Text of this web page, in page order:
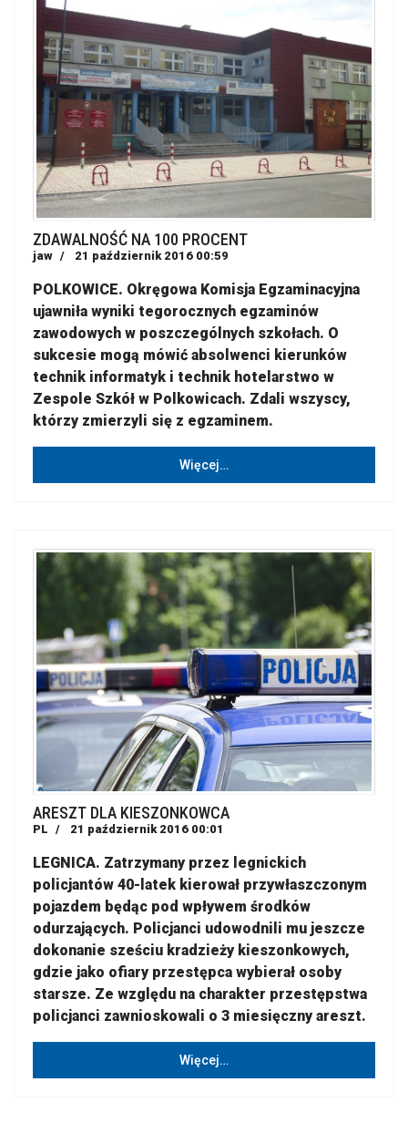
ZDAWALNOŚĆ NA 100 PROCENT
jaw 21 październik 2016 00:59
POLKOWICE. Okręgowa Komisja Egzaminacyjna
ujawniła wyniki tegorocznych egzaminów
zawodowych w poszczególnych szkołach. O
sukcesie mogą mówić absolwenci kierunków
technik informatyk i technik hotelarstwo w
Zespole Szkół w Polkowicach. Zdali wszyscy,
którzy zmierzyli się z egzaminem.
Więcej…
ARESZT DLA KIESZONKOWCA
PL 21 październik 2016 00:01
LEGNICA. Zatrzymany przez legnickich
policjantów 40-latek kierował przywłaszczonym
pojazdem będąc pod wpływem środków
odurzających. Policjanci udowodnili mu jeszcze
dokonanie sześciu kradzieży kieszonkowych,
gdzie jako ofiary przestępca wybierał osoby
starsze. Ze względu na charakter przestępstwa
policjanci zawnioskowali o 3 miesięczny areszt.
Więcej…